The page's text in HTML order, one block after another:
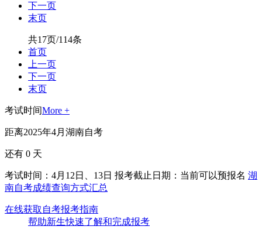
下一页
末页
共17页/114条
首页
上一页
下一页
末页
考试时间More +
距离2025年4月湖南自考
还有 0 天
考试时间：4月12日、13日 报考截止日期：当前可以预报名 湖
南自考成绩查询方式汇总
在线获取自考报考指南
帮助新生快速了解和完成报考